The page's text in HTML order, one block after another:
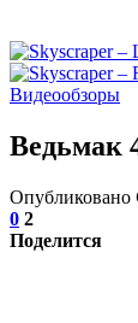
Видеообзоры
Ведьмак
Опубликовано
0 2
Поделится